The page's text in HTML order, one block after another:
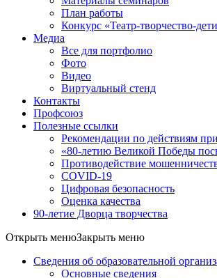
План работы
Конкурс «Театр-творчество-
Медиа
Все для портфолио
Фото
Видео
Виртуальный стенд
Контакты
Профсоюз
Полезные ссылки
Рекомендации по действиям
«80-летию Великой Победы
Противодействие
COVID-19
Цифровая безопасность
Оценка качества
90-летие Дворца творчества
Открыть менюЗакрыть меню
Сведения об образовательной
Основные сведения